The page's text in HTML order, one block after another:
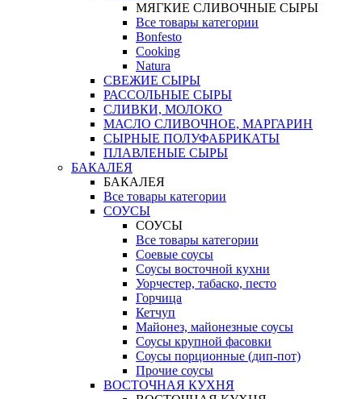
МЯГКИЕ СЛИВОЧНЫЕ СЫРЫ
Все товары категории
Bonfesto
Cooking
Natura
СВЕЖИЕ СЫРЫ
РАССОЛЬНЫЕ СЫРЫ
СЛИВКИ, МОЛОКО
МАСЛО СЛИВОЧНОЕ, МАРГАРИН
СЫРНЫЕ ПОЛУФАБРИКАТЫ
ПЛАВЛЕНЫЕ СЫРЫ
БАКАЛЕЯ
БАКАЛЕЯ
Все товары категории
СОУСЫ
СОУСЫ
Все товары категории
Соевые соусы
Соусы восточной кухни
Уорчестер, табаско, песто
Горчица
Кетчуп
Майонез, майонезные соусы
Соусы крупной фасовки
Соусы порционные (дип-пот)
Прочие соусы
ВОСТОЧНАЯ КУХНЯ